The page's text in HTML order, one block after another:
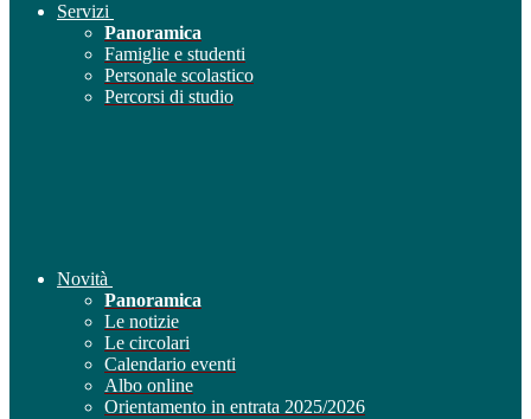
Servizi
Panoramica
Famiglie e studenti
Personale scolastico
Percorsi di studio
Novità
Panoramica
Le notizie
Le circolari
Calendario eventi
Albo online
Orientamento in entrata 2025/2026